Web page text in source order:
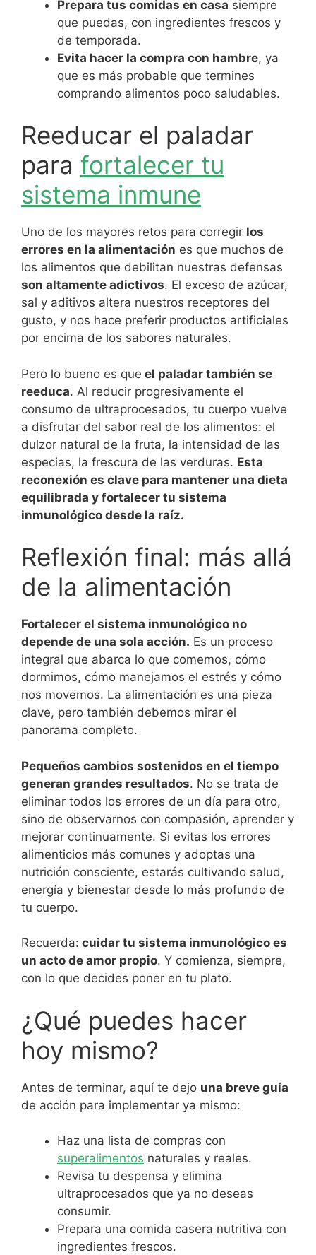
Prepara tus comidas en casa siempre
que puedas, con ingredientes frescos y
de temporada.
Evita hacer la compra con hambre, ya
que es más probable que termines
comprando alimentos poco saludables.
Reeducar el paladar
para fortalecer tu
sistema inmune
Uno de los mayores retos para corregir los
errores en la alimentación es que muchos de
los alimentos que debilitan nuestras defensas
son altamente adictivos. El exceso de azúcar,
sal y aditivos altera nuestros receptores del
gusto, y nos hace preferir productos artificiales
por encima de los sabores naturales.
Pero lo bueno es que el paladar también se
reeduca. Al reducir progresivamente el
consumo de ultraprocesados, tu cuerpo vuelve
a disfrutar del sabor real de los alimentos: el
dulzor natural de la fruta, la intensidad de las
especias, la frescura de las verduras. Esta
reconexión es clave para mantener una dieta
equilibrada y fortalecer tu sistema
inmunológico desde la raíz.
Reflexión final: más allá
de la alimentación
Fortalecer el sistema inmunológico no
depende de una sola acción. Es un proceso
integral que abarca lo que comemos, cómo
dormimos, cómo manejamos el estrés y cómo
nos movemos. La alimentación es una pieza
clave, pero también debemos mirar el
panorama completo.
Pequeños cambios sostenidos en el tiempo
generan grandes resultados. No se trata de
eliminar todos los errores de un día para otro,
sino de observarnos con compasión, aprender y
mejorar continuamente. Si evitas los errores
alimenticios más comunes y adoptas una
nutrición consciente, estarás cultivando salud,
energía y bienestar desde lo más profundo de
tu cuerpo.
Recuerda: cuidar tu sistema inmunológico es
un acto de amor propio. Y comienza, siempre,
con lo que decides poner en tu plato.
¿Qué puedes hacer
hoy mismo?
Antes de terminar, aquí te dejo una breve guía
de acción para implementar ya mismo:
Haz una lista de compras con
superalimentos naturales y reales.
Revisa tu despensa y elimina
ultraprocesados que ya no deseas
consumir.
Prepara una comida casera nutritiva con
ingredientes frescos.